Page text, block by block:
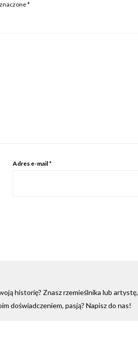
*
Adres e-mail*
historię? Znasz rzemieślnika lub artystę,
doświadczeniem, pasją? Napisz do nas!